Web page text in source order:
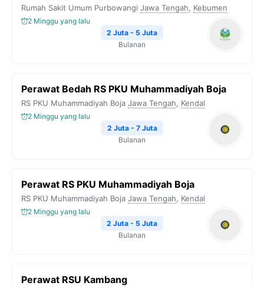
Rumah Sakit Umum Purbowangi Jawa Tengah, Kebumen
2 Minggu yang lalu
2 Juta - 5 Juta
Bulanan
Perawat Bedah RS PKU Muhammadiyah Boja
RS PKU Muhammadiyah Boja Jawa Tengah, Kendal
2 Minggu yang lalu
2 Juta - 7 Juta
Bulanan
Perawat RS PKU Muhammadiyah Boja
RS PKU Muhammadiyah Boja Jawa Tengah, Kendal
2 Minggu yang lalu
2 Juta - 5 Juta
Bulanan
Perawat RSU Kambang